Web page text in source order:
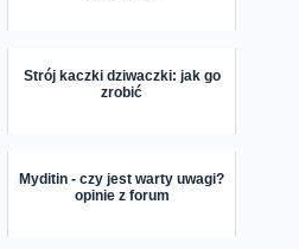
Strój kaczki dziwaczki: jak go
zrobić
Myditin - czy jest warty uwagi?
opinie z forum